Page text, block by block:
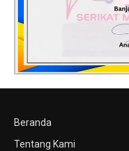
Beranda
Tentang Kami